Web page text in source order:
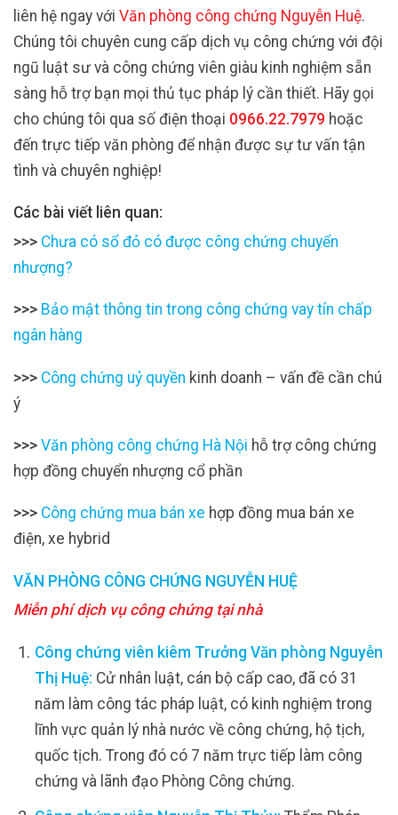
liên hệ ngay với Văn phòng công chứng Nguyễn Huệ.
Chúng tôi chuyên cung cấp dịch vụ công chứng với đội
ngũ luật sư và công chứng viên giàu kinh nghiệm sẵn
sàng hỗ trợ bạn mọi thủ tục pháp lý cần thiết. Hãy gọi
cho chúng tôi qua số điện thoại 0966.22.7979 hoặc
đến trực tiếp văn phòng để nhận được sự tư vấn tận
tình và chuyên nghiệp!
Các bài viết liên quan:
>>> Chưa có sổ đỏ có được công chứng chuyển
nhượng?
>>> Bảo mật thông tin trong công chứng vay tín chấp
ngân hàng
>>> Công chứng uỷ quyền kinh doanh – vấn đề cần chú
ý
>>> Văn phòng công chứng Hà Nội hỗ trợ công chứng
hợp đồng chuyển nhượng cổ phần
>>> Công chứng mua bán xe hợp đồng mua bán xe
điện, xe hybrid
VĂN PHÒNG CÔNG CHỨNG NGUYỄN HUỆ
Miễn phí dịch vụ công chứng tại nhà
Công chứng viên kiêm Trưởng Văn phòng Nguyễn
Thị Huệ: Cử nhân luật, cán bộ cấp cao, đã có 31
năm làm công tác pháp luật, có kinh nghiệm trong
lĩnh vực quản lý nhà nước về công chứng, hộ tịch,
quốc tịch. Trong đó có 7 năm trực tiếp làm công
chứng và lãnh đạo Phòng Công chứng.